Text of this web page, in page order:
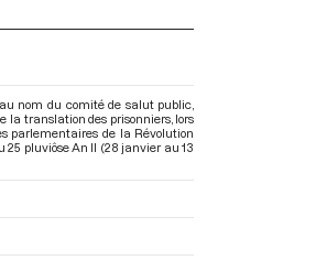
nom du comité de salut public,
la translation des prisonniers, lors
parlementaires de la Révolution
25 pluviôse An II (28 janvier au 13